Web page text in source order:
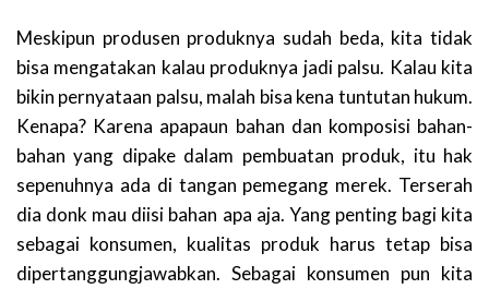
Meskipun produsen produknya sudah beda, kita tidak
bisa mengatakan kalau produknya jadi palsu. Kalau kita
bikin pernyataan palsu, malah bisa kena tuntutan hukum.
Kenapa? Karena apapaun bahan dan komposisi bahan-
bahan yang dipake dalam pembuatan produk, itu hak
sepenuhnya ada di tangan pemegang merek. Terserah
dia donk mau diisi bahan apa aja. Yang penting bagi kita
sebagai konsumen, kualitas produk harus tetap bisa
dipertanggungjawabkan. Sebagai konsumen pun kita